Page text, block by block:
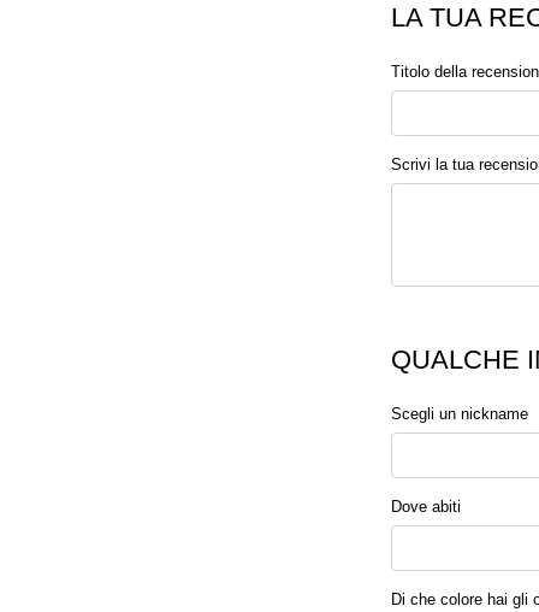
LA TUA
Titolo della
Scrivi la tua
QUALCHE
Scegli un nickname
Dove abiti
Di che colore hai gli